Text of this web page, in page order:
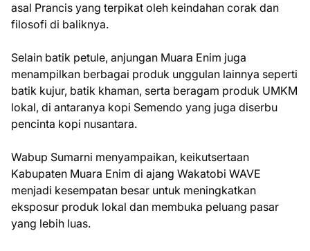
asal Prancis yang terpikat oleh keindahan corak dan
filosofi di baliknya.
Selain batik petule, anjungan Muara Enim juga
menampilkan berbagai produk unggulan lainnya seperti
batik kujur, batik khaman, serta beragam produk UMKM
lokal, di antaranya kopi Semendo yang juga diserbu
pencinta kopi nusantara.
Wabup Sumarni menyampaikan, keikutsertaan
Kabupaten Muara Enim di ajang Wakatobi WAVE
menjadi kesempatan besar untuk meningkatkan
eksposur produk lokal dan membuka peluang pasar
yang lebih luas.